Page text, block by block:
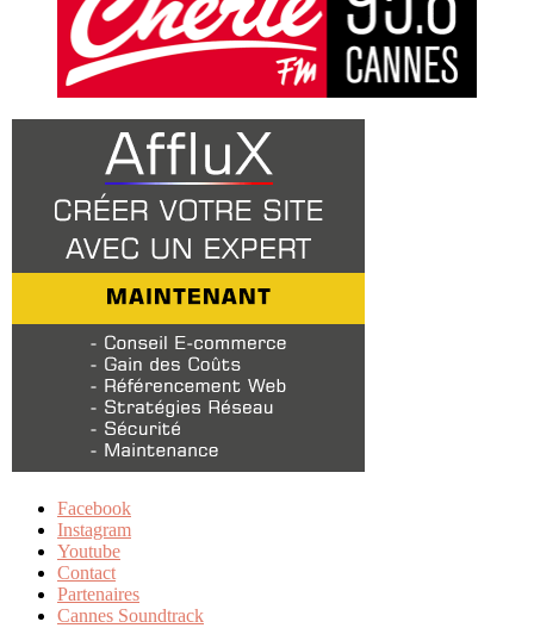
Facebook
Instagram
Youtube
Contact
Partenaires
Cannes Soundtrack